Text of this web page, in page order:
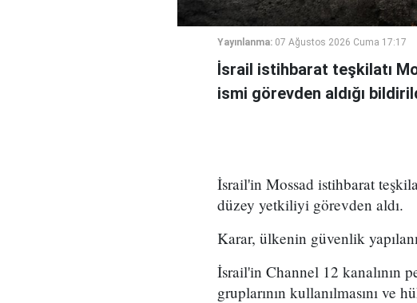
Yayınlanma: 07 Ağustos 2026 Cuma 17:17
İsrail istihbarat teşkilatı
ismi görevden aldığı
İsrail'in Mossad istihbarat
düzey yetkiliyi görevden aldı.
Karar, ülkenin güvenlik
İsrail'in Channel 12 kanalının
gruplarının kullanılmasını ve